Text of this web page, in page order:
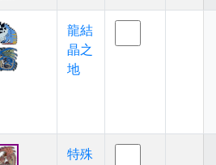
龍結
晶之
地
特殊